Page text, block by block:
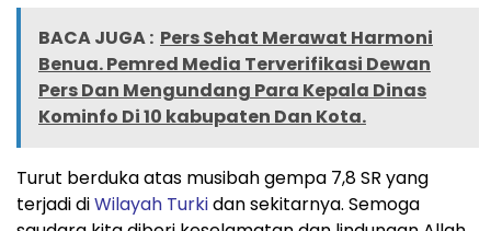
BACA JUGA : Pers Sehat Merawat Harmoni
Benua. Pemred Media Terverifikasi Dewan
Pers Dan Mengundang Para Kepala Dinas
Kominfo Di 10 kabupaten Dan Kota.
Turut berduka atas musibah gempa 7,8 SR yang
terjadi diWilayah Turkidan sekitarnya. Semoga